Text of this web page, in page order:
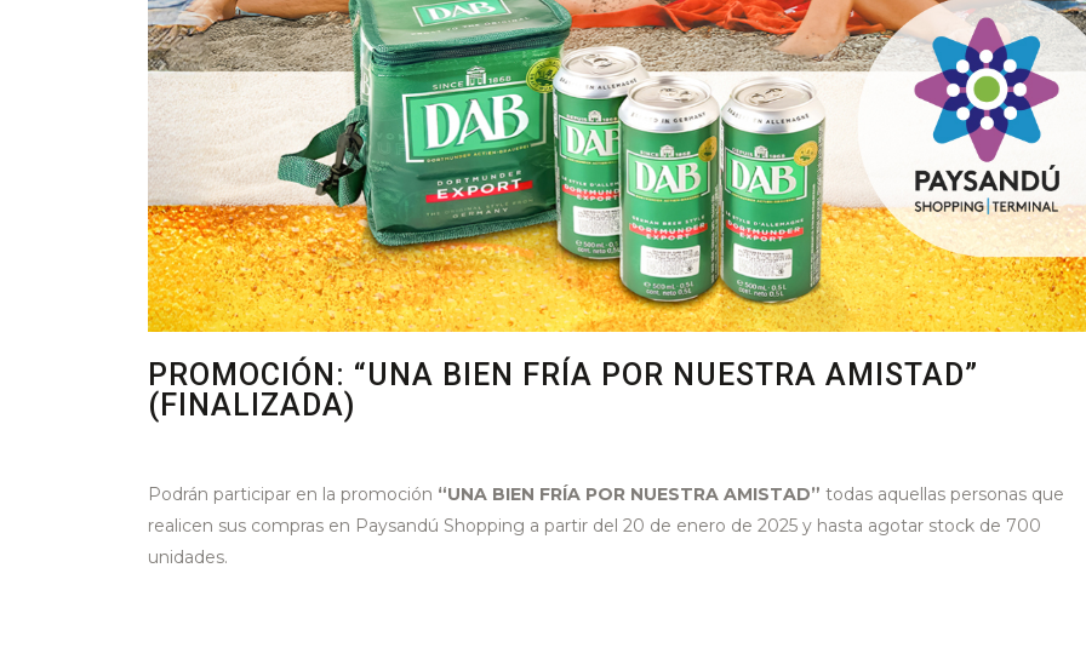
PROMOCIÓN: “UNA BIEN FRÍA POR NUESTRA AMISTAD”
(FINALIZADA)
Podrán participar en la promoción “UNA BIEN FRÍA POR NUESTRA AMISTAD” todas aquellas personas que
realicen sus compras en Paysandú Shopping a partir del 20 de enero de 2025 y hasta agotar stock de 700
unidades.